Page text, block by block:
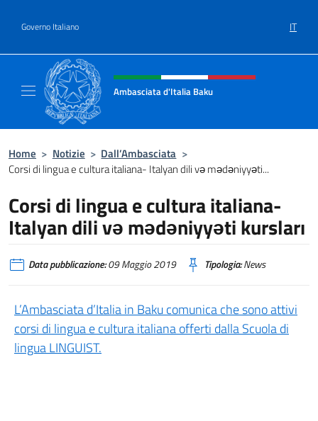
Governo Italiano IT
Intestazione sito, social e menù
Ambasciata d'Italia Baku
Home > Notizie > Dall’Ambasciata >
Corsi di lingua e cultura italiana- Italyan dili və mədəniyyəti...
Corsi di lingua e cultura italiana-
Italyan dili və mədəniyyəti kursları
Data pubblicazione:09 Maggio 2019 Tipologia:News
L’Ambasciata d’Italia in Baku comunica che sono attivi
corsi di lingua e cultura italiana offerti dalla Scuola di
lingua LINGUIST.